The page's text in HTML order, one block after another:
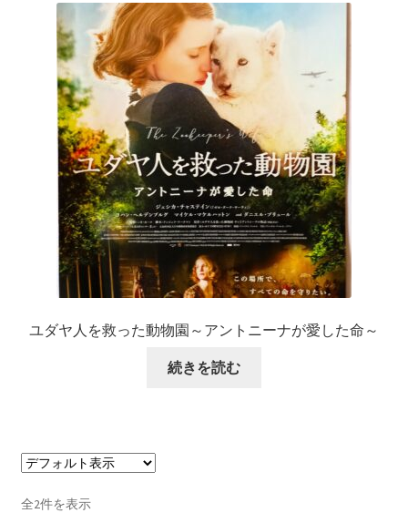
ユダヤ人を救った動物園～アントニーナが愛した命～
続きを読む
全2件を表示